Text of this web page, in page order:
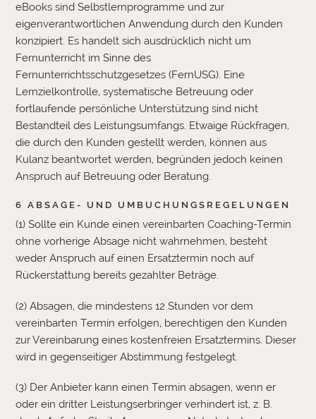
eBooks sind Selbstlernprogramme und zur
eigenverantwortlichen Anwendung durch den Kunden
konzipiert. Es handelt sich ausdrücklich nicht um
Fernunterricht im Sinne des
Fernunterrichtsschutzgesetzes (FernUSG). Eine
Lernzielkontrolle, systematische Betreuung oder
fortlaufende persönliche Unterstützung sind nicht
Bestandteil des Leistungsumfangs. Etwaige Rückfragen,
die durch den Kunden gestellt werden, können aus
Kulanz beantwortet werden, begründen jedoch keinen
Anspruch auf Betreuung oder Beratung.
6 ABSAGE- UND UMBUCHUNGSREGELUNGEN
(1) Sollte ein Kunde einen vereinbarten Coaching-Termin
ohne vorherige Absage nicht wahrnehmen, besteht
weder Anspruch auf einen Ersatztermin noch auf
Rückerstattung bereits gezahlter Beträge.
(2) Absagen, die mindestens 12 Stunden vor dem
vereinbarten Termin erfolgen, berechtigen den Kunden
zur Vereinbarung eines kostenfreien Ersatztermins. Dieser
wird in gegenseitiger Abstimmung festgelegt.
(3) Der Anbieter kann einen Termin absagen, wenn er
oder ein dritter Leistungserbringer verhindert ist, z. B.